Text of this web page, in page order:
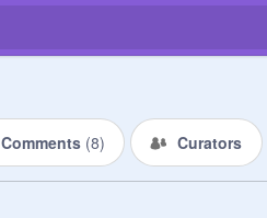
Comments (8) Curators